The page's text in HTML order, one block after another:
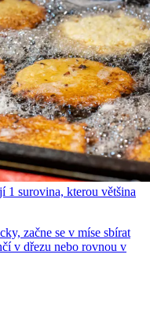
1 surovina, kterou většina
začne se v míse sbírat
v dřezu nebo rovnou v